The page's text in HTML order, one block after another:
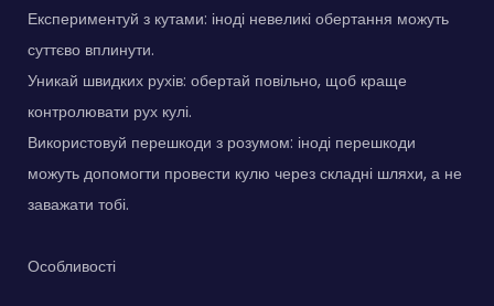
Експериментуй з кутами: іноді невеликі обертання можуть
суттєво вплинути.
Уникай швидких рухів: обертай повільно, щоб краще
контролювати рух кулі.
Використовуй перешкоди з розумом: іноді перешкоди
можуть допомогти провести кулю через складні шляхи, а не
заважати тобі.
Особливості